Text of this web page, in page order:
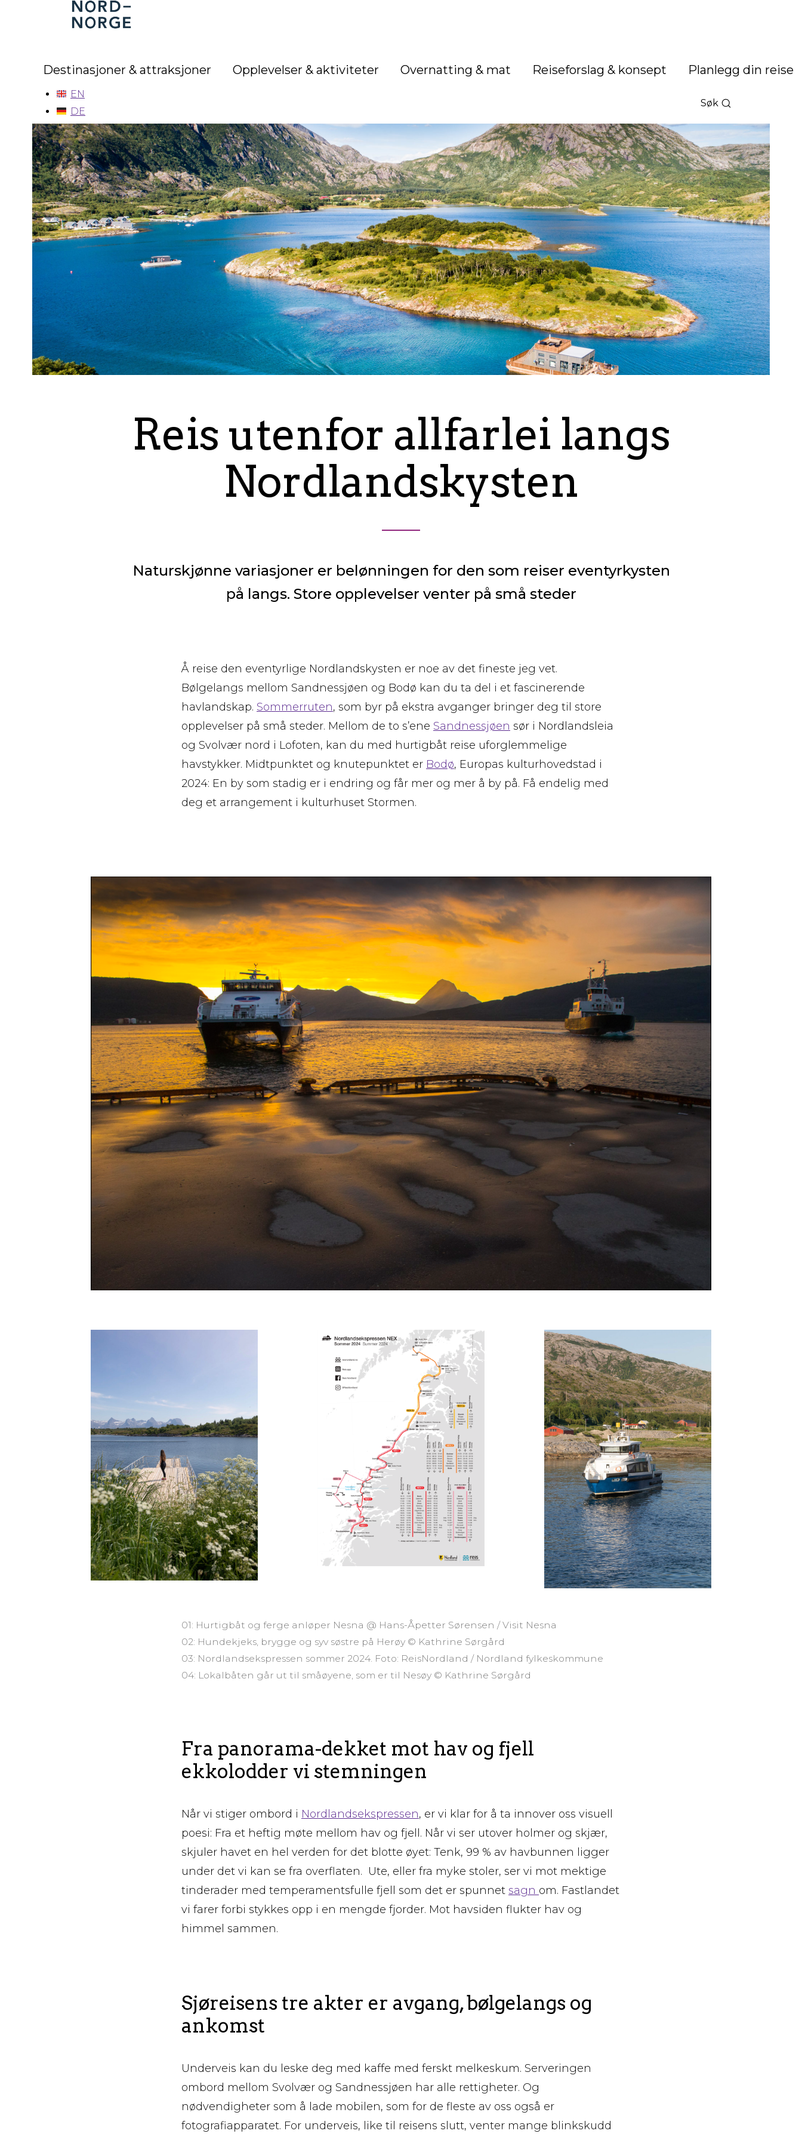
Nord-
Norge
Destinasjoner & attraksjoner Opplevelser & aktiviteter Overnatting & mat Reiseforslag & konsept Planlegg din reise
Søk
EN
DE
Reis utenfor allfarlei langs
Nordlandskysten
Naturskjønne variasjoner er belønningen for den som reiser eventyrkysten
på langs. Store opplevelser venter på små steder
Å reise den eventyrlige Nordlandskysten er noe av det fineste jeg vet.
Bølgelangs mellom Sandnessjøen og Bodø kan du ta del i et fascinerende
havlandskap. Sommerruten, som byr på ekstra avganger bringer deg til store
opplevelser på små steder. Mellom de to s’ene Sandnessjøen sør i Nordlandsleia
og Svolvær nord i Lofoten, kan du med hurtigbåt reise uforglemmelige
havstykker. Midtpunktet og knutepunktet er Bodø, Europas kulturhovedstad i
2024: En by som stadig er i endring og får mer og mer å by på. Få endelig med
deg et arrangement i kulturhuset Stormen.
01: Hurtigbåt og ferge anløper Nesna @ Hans-Åpetter Sørensen / Visit Nesna
02: Hundekjeks, brygge og syv søstre på Herøy © Kathrine Sørgård
03: Nordlandsekspressen sommer 2024. Foto: ReisNordland / Nordland fylkeskommune
04: Lokalbåten går ut til småøyene, som er til Nesøy © Kathrine Sørgård
Fra panorama-dekket mot hav og fjell
ekkolodder vi stemningen
Når vi stiger ombord i Nordlandsekspressen, er vi klar for å ta innover oss visuell
poesi: Fra et heftig møte mellom hav og fjell. Når vi ser utover holmer og skjær,
skjuler havet en hel verden for det blotte øyet: Tenk, 99 % av havbunnen ligger
under det vi kan se fra overflaten. Ute, eller fra myke stoler, ser vi mot mektige
tinderader med temperamentsfulle fjell som det er spunnet sagn om. Fastlandet
vi farer forbi stykkes opp i en mengde fjorder. Mot havsiden flukter hav og
himmel sammen.
Sjøreisens tre akter er avgang, bølgelangs og
ankomst
Underveis kan du leske deg med kaffe med ferskt melkeskum. Serveringen
ombord mellom Svolvær og Sandnessjøen har alle rettigheter. Og
nødvendigheter som å lade mobilen, som for de fleste av oss også er
fotografiapparatet. For underveis, like til reisens slutt, venter mange blinkskudd